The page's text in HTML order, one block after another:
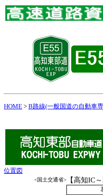
HOME > B路線(一般国道の自動車
位置図
<国土交通省>
【高知IC